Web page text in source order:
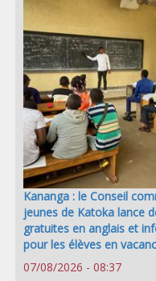
Kananga : le Conseil
jeunes de Katoka lance
gratuites en anglais et
pour les élèves en
07/08/2026 - 08:37